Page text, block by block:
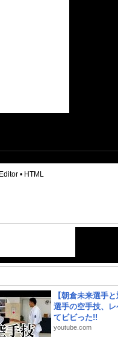
Editor • HTML
【朝倉未来選手
選手の空手技、
てビビった!!
youtube.com